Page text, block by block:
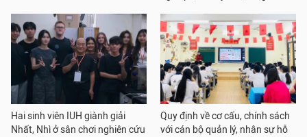
Hai sinh viên IUH giành giải
Nhất, Nhì ở sân chơi nghiên cứu
Quy định về cơ cấu, chính sách
với cán bộ quản lý, nhân sự hỗ